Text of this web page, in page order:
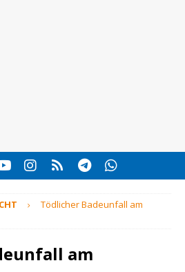
Tödlicher Badeunfall am
am